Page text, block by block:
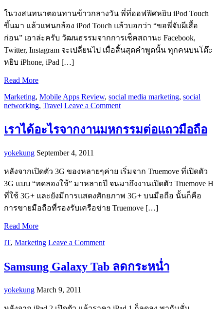
ในวงสนทนาตอนทานข้าวกลางวัน พี่ที่ออฟฟิศหยิบ iPod Touch
ขึ้นมา แล้วแพนกล้อง iPod Touch แล้วบอกว่า “ขอพี่จับผีเสื้อ
ก่อน” เอาล่ะครับ วัฒนธรรมจากการเช็คสถานะ Facebook,
Twitter, Instagram จะเปลี่ยนไป เมื่อสิ้นสุดคำพูดนั้น ทุกคนบนโต๊ะ
หยิบ iPhone, iPad […]
Read More
Marketing, Mobile Apps Review, social media marketing, social
networking, Travel Leave a Comment
เราได้อะไรจากงานมหกรรมต่อแถวมือถือ
yokekung September 4, 2011
หลังจากเปิดตัว 3G ของหลายๆค่าย เริ่มจาก Truemove ที่เปิดตัว
3G แบบ “ทดลองใช้” มาหลายปี จนมาถึงงานเปิดตัว Truemove H
ที่ใช้ 3G+ และยังมีการแสดงศักยภาพ 3G+ บนมือถือ นั้นก็คือ
การขายมือถือที่รองรับเครือข่าย Truemove […]
Read More
IT, Marketing Leave a Comment
Samsung Galaxy Tab ลดกระหน่ำ
yokekung March 9, 2011